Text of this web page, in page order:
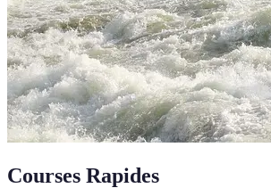
Courses Rapides